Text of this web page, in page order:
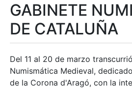
Erakutsi/Ezkutatu
GABINETE
DE CATALUÑA
Del 11 al 20 de marzo
Numismática Medieval,
de la Corona d'Aragó, con la